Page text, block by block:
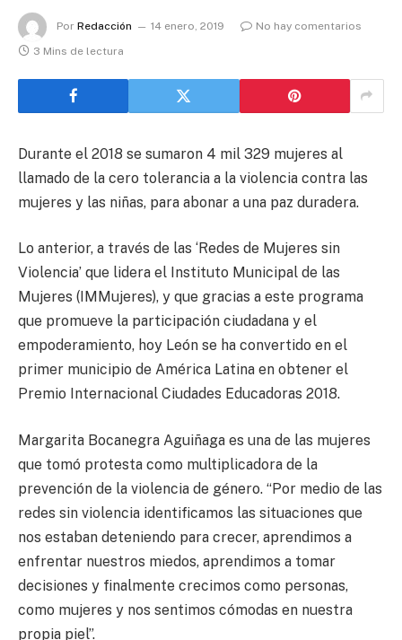
Por Redacción 14 enero, 2019
No hay comentarios
3 Mins de lectura
Durante el 2018 se sumaron 4 mil 329 mujeres al
llamado de la cero tolerancia a la violencia contra las
mujeres y las niñas, para abonar a una paz duradera.
Lo anterior, a través de las ‘Redes de Mujeres sin
Violencia’ que lidera el Instituto Municipal de las
Mujeres (IMMujeres), y que gracias a este programa
que promueve la participación ciudadana y el
empoderamiento, hoy León se ha convertido en el
primer municipio de América Latina en obtener el
Premio Internacional Ciudades Educadoras 2018.
Margarita Bocanegra Aguiñaga es una de las mujeres
que tomó protesta como multiplicadora de la
prevención de la violencia de género. “Por medio de las
redes sin violencia identificamos las situaciones que
nos estaban deteniendo para crecer, aprendimos a
enfrentar nuestros miedos, aprendimos a tomar
decisiones y finalmente crecimos como personas,
como mujeres y nos sentimos cómodas en nuestra
propia piel”.